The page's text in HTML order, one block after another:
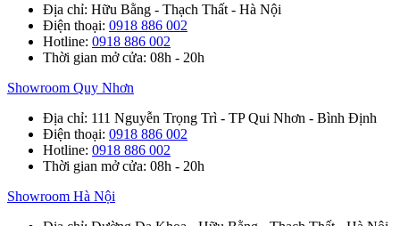
Địa chỉ: Hữu Bằng - Thạch Thất - Hà Nội
Điện thoại: 0918 886 002
Hotline: 0918 886 002
Thời gian mở cửa: 08h - 20h
Showroom Quy Nhơn
Địa chỉ: 111 Nguyễn Trọng Trì - TP Qui Nhơn - Bình Định
Điện thoại: 0918 886 002
Hotline: 0918 886 002
Thời gian mở cửa: 08h - 20h
Showroom Hà Nội